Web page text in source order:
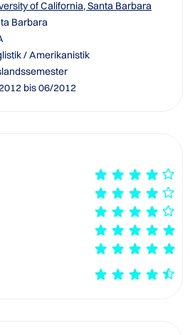
of California, Santa Barbara
Barbara
/ Amerikanistik
bis 06/2012